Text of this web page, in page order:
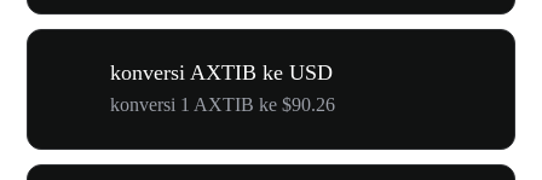
konversi AXTIB ke USD
konversi 1 AXTIB ke $90.26